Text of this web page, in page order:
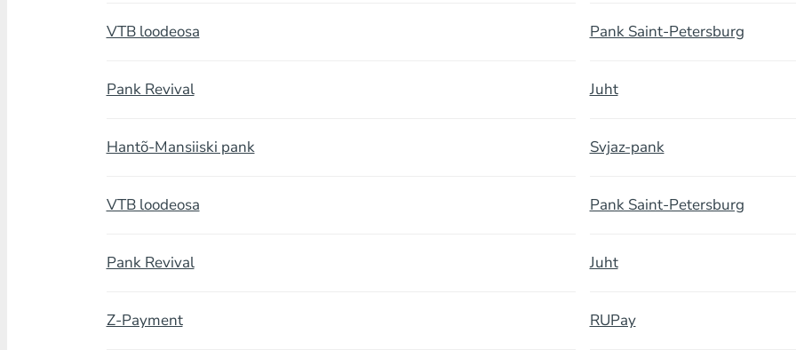
VTB loodeosa Pank Saint-Petersburg
Pank Revival Juht
Hantõ-Mansiiski pank Svjaz-pank
VTB loodeosa Pank Saint-Petersburg
Pank Revival Juht
Z-Payment RUPay